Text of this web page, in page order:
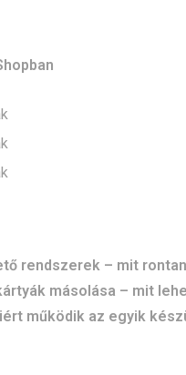
rendszerek – mit
másolása – mit
működik az egyik